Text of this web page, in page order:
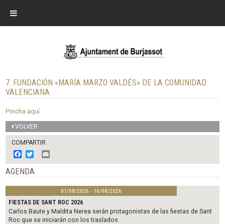
7. FUNDACIÓN «MARÍA MARZO VALDÉS» DE LA COMUNIDAD
VALENCIANA
Pincha aquí
VOLVER
COMPARTIR
F
a
c
e
b
o
o
k
w
i
t
t
e
r
m
i
l
AGENDA
01/08/2026 - 16/08/2026
FIESTAS DE SANT ROC 2026
Carlos Baute y Maldita Nerea serán protagonistas de las fiestas de Sant
Roc que se iniciarán con los traslados